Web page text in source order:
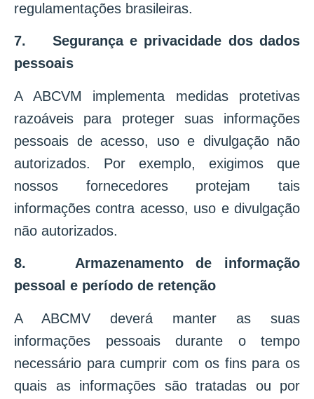
regulamentações brasileiras.
7. Segurança e privacidade dos dados
pessoais
A ABCVM implementa medidas protetivas
razoáveis para proteger suas informações
pessoais de acesso, uso e divulgação não
autorizados. Por exemplo, exigimos que
nossos fornecedores protejam tais
informações contra acesso, uso e divulgação
não autorizados.
8. Armazenamento de informação
pessoal e período de retenção
A ABCMV deverá manter as suas
informações pessoais durante o tempo
necessário para cumprir com os fins para os
quais as informações são tratadas ou por